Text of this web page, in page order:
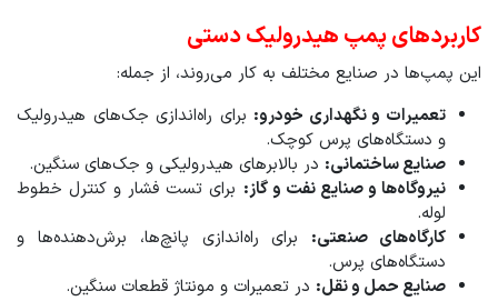
کاربردهای پمپ هیدرولیک دستی
این پمپ‌ها در صنایع مختلف به کار می‌روند، از جمله:
تعمیرات و نگهداری خودرو: برای راه‌اندازی جک‌های هیدرولیک
و دستگاه‌های پرس کوچک.
صنایع ساختمانی: در بالابرهای هیدرولیکی و جک‌های سنگین.
نیروگاه‌ها و صنایع نفت و گاز: برای تست فشار و کنترل خطوط
لوله.
کارگاه‌های صنعتی: برای راه‌اندازی پانچ‌ها، برش‌دهنده‌ها و
دستگاه‌های پرس.
صنایع حمل و نقل: در تعمیرات و مونتاژ قطعات سنگین.